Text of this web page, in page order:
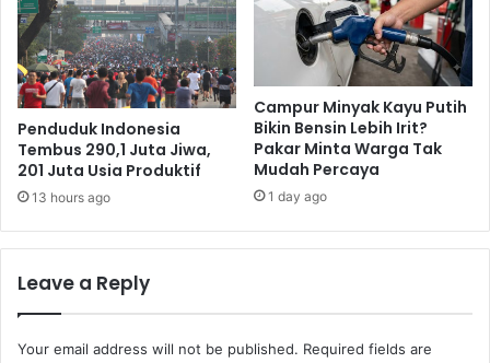
Penduduk Indonesia
Tembus 290,1 Juta Jiwa,
201 Juta Usia Produktif
13 hours ago
Campur Minyak Kayu Putih
Bikin Bensin Lebih Irit?
Pakar Minta Warga Tak
Mudah Percaya
1 day ago
Leave a Reply
Your email address will not be published. Required fields are